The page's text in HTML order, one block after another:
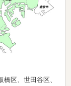
橋区、世田谷区、